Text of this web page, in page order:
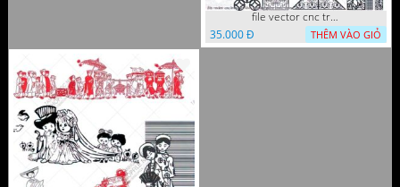
file vector cnc trang tri khoi tron tru nghe thuat
35.000 Đ
THÊM VÀO GIỎ